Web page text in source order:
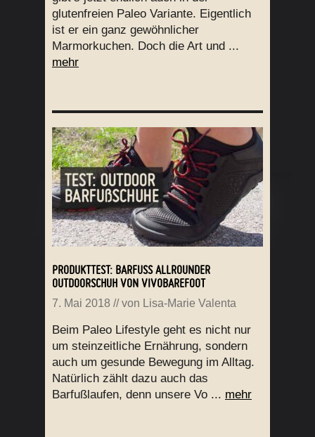
glutenfreien Paleo Variante. Eigentlich
ist er ein ganz gewöhnlicher
Marmorkuchen. Doch die Art und ...
mehr
PRODUKTTEST: BARFUSS ALLROUNDER O
UTDOORSCHUH VON VIVOBAREFOOT
7. Mai 2018 // von Lisa-Marie Valenta
Beim Paleo Lifestyle geht es nicht nur
um steinzeitliche Ernährung, sondern
auch um gesunde Bewegung im Alltag.
Natürlich zählt dazu auch das
Barfußlaufen, denn unsere Vo ... mehr